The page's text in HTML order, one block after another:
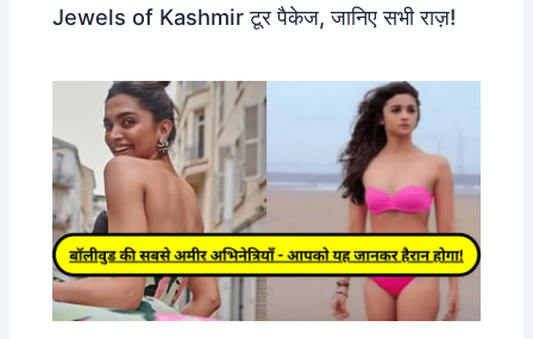
Jewels of Kashmir टूर पैकेज, जानिए सभी राज़!